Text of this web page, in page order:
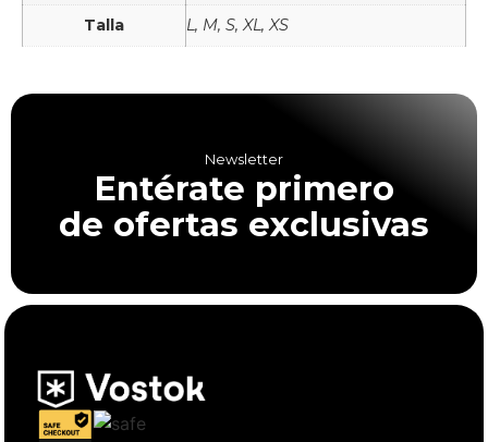
Talla L, M, S, XL, XS
Newsletter
Entérate primero
de ofertas exclusivas